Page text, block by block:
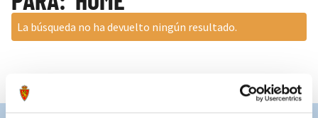
La búsqueda no ha devuelto ningún resultado.